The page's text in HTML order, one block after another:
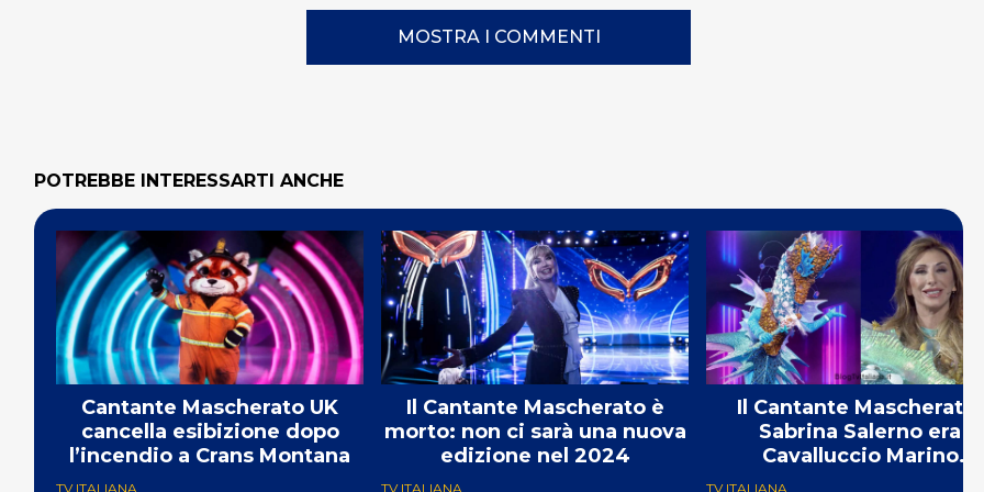
MOSTRA I COMMENTI
POTREBBE INTERESSARTI ANCHE
Cantante Mascherato UK
cancella esibizione dopo
l’incendio a Crans Montana
TV ITALIANA
Il Cantante Mascherato è
morto: non ci sarà una nuova
edizione nel 2024
TV ITALIANA
Il Cantante Mascherato:
Sabrina Salerno era
Cavalluccio Marino
nell’edizione spagnola
TV ITALIANA